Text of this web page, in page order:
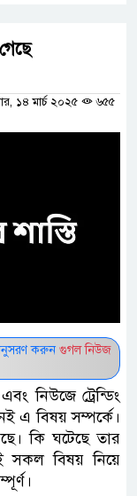
১৪ মার্চ ২০২৫
৬৫৫
করুন গুগল নিউজ
নিউজে ট্রেন্ডিং
এ বিষয় সম্পর্কে।
কি ঘটেছে তার
সকল বিষয় নিয়ে